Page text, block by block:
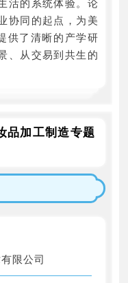
活的系统体验。论
协同的起点，为美
供了清晰的产学研
、从交易到共生的
品加工制造专题
限公司